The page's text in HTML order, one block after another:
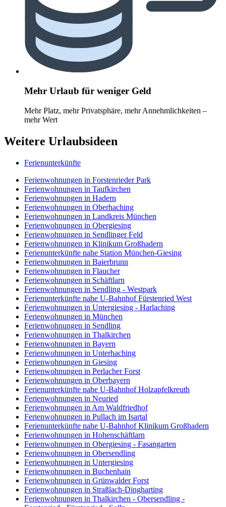
Mehr Urlaub für weniger Geld
Mehr Platz, mehr Privatsphäre, mehr Annehmlichkeiten –
mehr Wert
Weitere Urlaubsideen
Ferienunterkünfte
Ferienwohnungen in Forstenrieder Park
Ferienwohnungen in Taufkirchen
Ferienwohnungen in Hadern
Ferienwohnungen in Oberhaching
Ferienwohnungen in Landkreis München
Ferienwohnungen in Obergiesing
Ferienwohnungen in Sendlinger Feld
Ferienwohnungen in Klinikum Großhadern
Ferienunterkünfte nahe Station München-Giesing
Ferienwohnungen in Baierbrunn
Ferienwohnungen in Flaucher
Ferienwohnungen in Schäftlarn
Ferienwohnungen in Sendling - Westpark
Ferienunterkünfte nahe U-Bahnhof Fürstenried West
Ferienwohnungen in Untergiesing - Harlaching
Ferienwohnungen in München
Ferienwohnungen in Sendling
Ferienwohnungen in Thalkirchen
Ferienwohnungen in Bayern
Ferienwohnungen in Unterhaching
Ferienwohnungen in Giesing
Ferienwohnungen in Perlacher Forst
Ferienwohnungen in Oberbayern
Ferienunterkünfte nahe U-Bahnhof Holzapfelkreuth
Ferienwohnungen in Neuried
Ferienwohnungen in Am Waldfriedhof
Ferienwohnungen in Pullach im Isartal
Ferienunterkünfte nahe U-Bahnhof Klinikum Großhadern
Ferienwohnungen in Hohenschäftlarn
Ferienwohnungen in Obergiesing - Fasangarten
Ferienwohnungen in Obersendling
Ferienwohnungen in Untergiesing
Ferienwohnungen in Buchenhain
Ferienwohnungen in Grünwalder Forst
Ferienwohnungen in Straßlach-Dingharting
Ferienwohnungen in Thalkirchen - Obersendling -